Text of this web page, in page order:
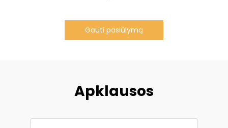
Gauti pasiūlymą
Apklausos